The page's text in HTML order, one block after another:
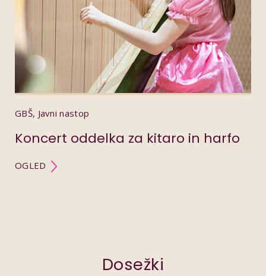
GBŠ, Javni nastop
Koncert oddelka za kitaro in harfo
OGLED
Dosežki